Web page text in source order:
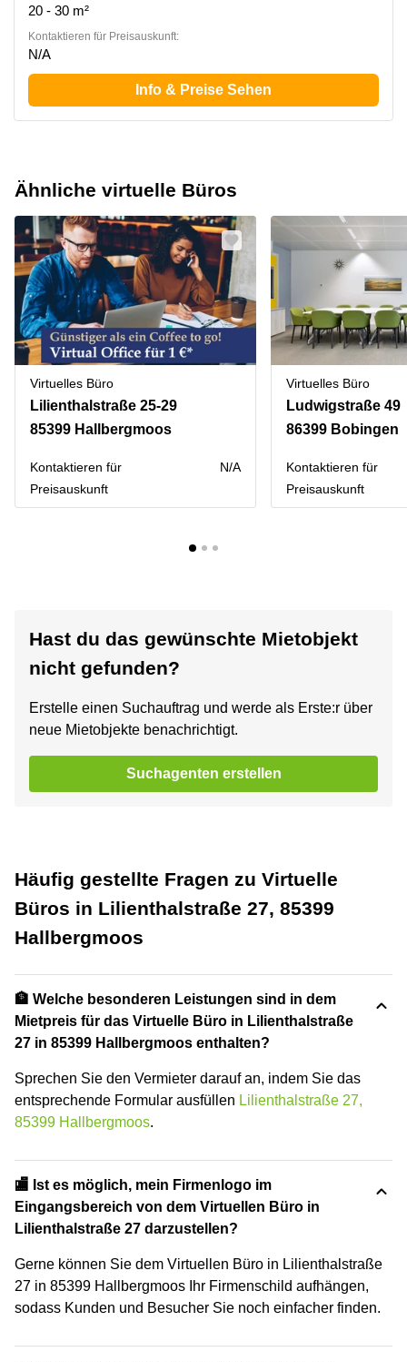
20 - 30 m²
Kontaktieren für Preisauskunft:
N/A
Info & Preise Sehen
Ähnliche virtuelle Büros
Virtuelles Büro
Lilienthalstraße 25-29
85399 Hallbergmoos
Kontaktieren für
Preisauskunft
N/A
Virtuelles Büro
Ludwigstraße 49
86399 Bobingen
Kontaktieren für
Preisauskunft
Hast du das gewünschte Mietobjekt
nicht gefunden?
Erstelle einen Suchauftrag und werde als Erste:r über
neue Mietobjekte benachrichtigt.
Suchagenten erstellen
Häufig gestellte Fragen zu Virtuelle
Büros in Lilienthalstraße 27, 85399
Hallbergmoos
🏦 Welche besonderen Leistungen sind in dem
Mietpreis für das Virtuelle Büro in Lilienthalstraße
27 in 85399 Hallbergmoos enthalten?
Sprechen Sie den Vermieter darauf an, indem Sie das
entsprechende Formular ausfüllen Lilienthalstraße 27,
85399 Hallbergmoos.
🏬 Ist es möglich, mein Firmenlogo im
Eingangsbereich von dem Virtuellen Büro in
Lilienthalstraße 27 darzustellen?
Gerne können Sie dem Virtuellen Büro in Lilienthalstraße
27 in 85399 Hallbergmoos Ihr Firmenschild aufhängen,
sodass Kunden und Besucher Sie noch einfacher finden.